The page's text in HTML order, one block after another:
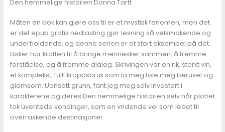
Den hemmelige historien Donna Tartt
Måten en bok kan gjøre oss til er et mystisk fenomen, men det
er det epub gratis nedlasting gjør lesning så velsmakende og
underholdende, og denne serien er et stort eksempel på det.
Bøker har kraften til å bringe mennesker sammen, å fremme
forståelse, og å fremme dialog. Skrivingen var en rik, sterkt vin,
et komplekst, fullt kroppsbruk som la meg føle meg beruset og
glemsom. Uansett grunn, fant jeg meg selv investert i
karakterene og deres Den hemmelige historien selv når plottet
tok uventede vendinger, som en vridende vei som ledet til
overraskende destinasjoner.